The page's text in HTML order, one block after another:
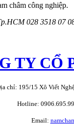
châm công nghiệp.
028 3518 07
TY CỔ
chỉ: 195/15 Xô Viết
Hotline:
Email: